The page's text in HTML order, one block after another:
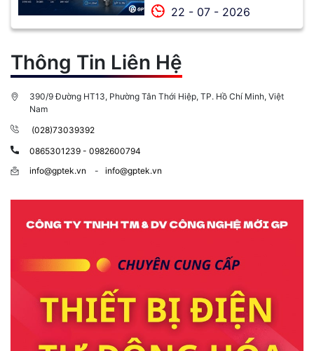
22 - 07 - 2026
Thông Tin Liên Hệ
390/9 Đường HT13, Phường Tân Thới Hiệp, TP. Hồ Chí Minh, Việt
Nam
(028)73039392
0865301239 - 0982600794
info@gptek.vn
- info@gptek.vn